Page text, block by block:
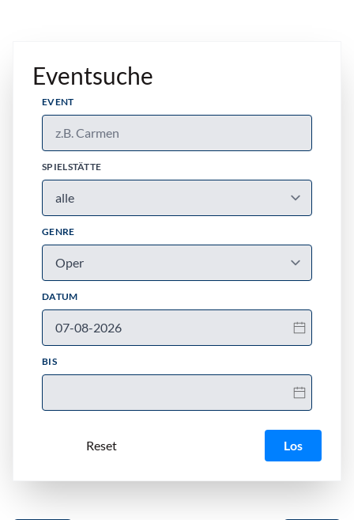
Eventsuche
EVENT
SPIELSTÄTTE
GENRE
DATUM
BIS
Los